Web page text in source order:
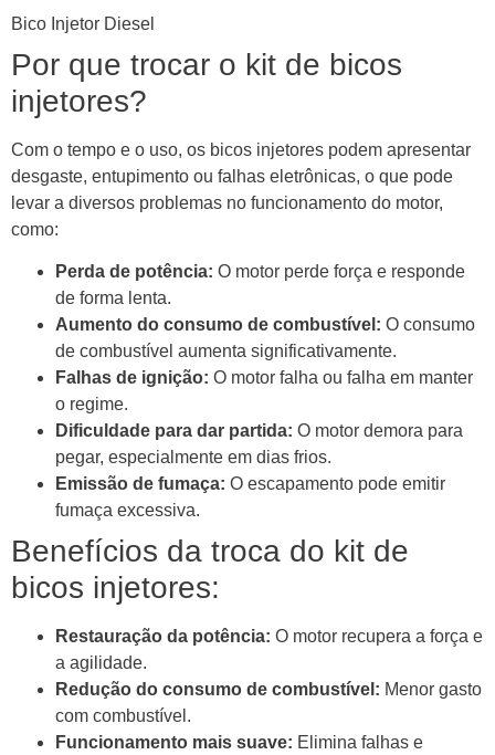
Bico Injetor Diesel
Por que trocar o kit de bicos
injetores?
Com o tempo e o uso, os bicos injetores podem apresentar
desgaste, entupimento ou falhas eletrônicas, o que pode
levar a diversos problemas no funcionamento do motor,
como:
Perda de potência: O motor perde força e responde
de forma lenta.
Aumento do consumo de combustível: O consumo
de combustível aumenta significativamente.
Falhas de ignição: O motor falha ou falha em manter
o regime.
Dificuldade para dar partida: O motor demora para
pegar, especialmente em dias frios.
Emissão de fumaça: O escapamento pode emitir
fumaça excessiva.
Benefícios da troca do kit de
bicos injetores:
Restauração da potência: O motor recupera a força e
a agilidade.
Redução do consumo de combustível: Menor gasto
com combustível.
Funcionamento mais suave: Elimina falhas e